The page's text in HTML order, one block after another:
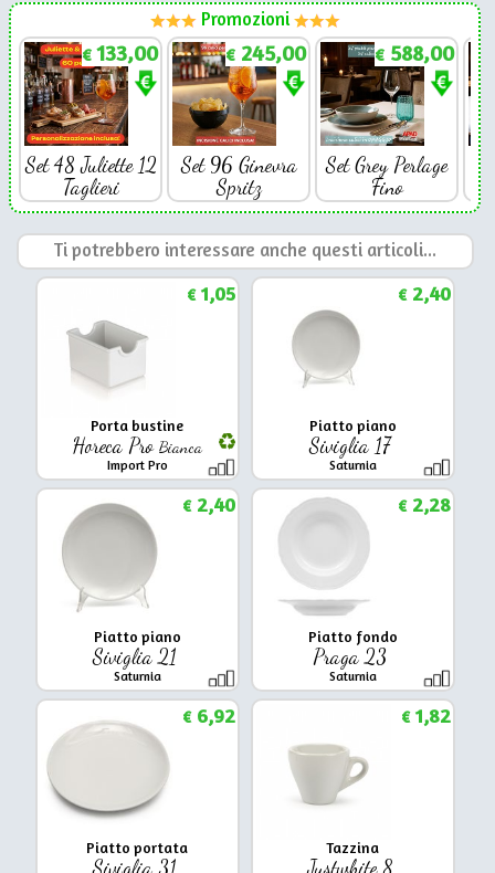
Promozioni
€ 133,00
Set 48 Juliette 12
Taglieri
€ 245,00
Set 96 Ginevra
Spritz
€ 588,00
Set Grey Perlage
Fino
Ti potrebbero interessare anche questi articoli...
Porta bustine
Horeca ProBianca
Import Pro
€1,05
Piatto piano
Siviglia 17
Saturnia
€2,40
Piatto piano
Siviglia 21
Saturnia
€2,40
Piatto fondo
Praga 23
Saturnia
€2,28
Piatto portata
Siviglia 31
€6,92
Tazzina
Justwhite 8
€1,82